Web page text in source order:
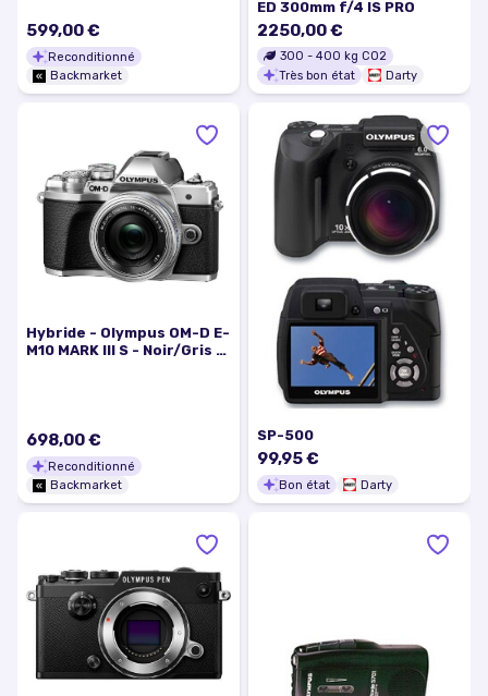
599,00 €
Reconditionné
Backmarket
ED 300mm f/4 IS PRO
2250,00 €
300 - 400 kg CO2
Très bon état
Darty
Hybride - Olympus OM-D E-
M10 MARK III S - Noir/Gris +
698,00 €
Reconditionné
Backmarket
SP-500
99,95 €
Bon état Darty